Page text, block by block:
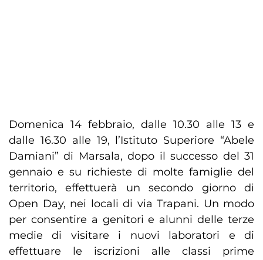
Domenica 14 febbraio, dalle 10.30 alle 13 e
dalle 16.30 alle 19, l’Istituto Superiore “Abele
Damiani” di Marsala, dopo il successo del 31
gennaio e su richieste di molte famiglie del
territorio, effettuerà un secondo giorno di
Open Day, nei locali di via Trapani. Un modo
per consentire a genitori e alunni delle terze
medie di visitare i nuovi laboratori e di
effettuare le iscrizioni alle classi prime